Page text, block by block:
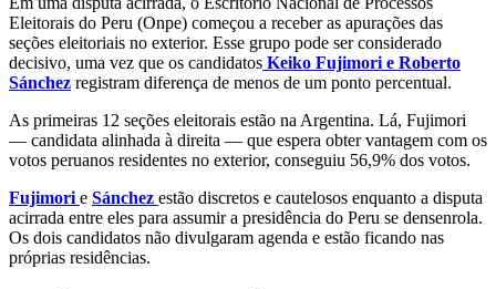
Eleitorais do Peru (Onpe) começou a receber as apurações das
seções eleitoriais no exterior. Esse grupo pode ser considerado
decisivo, uma vez que os candidatos Keiko Fujimori e Roberto
Sánchez registram diferença de menos de um ponto percentual.
As primeiras 12 seções eleitorais estão na Argentina. Lá, Fujimori
— candidata alinhada à direita — que espera obter vantagem com os
votos peruanos residentes no exterior, conseguiu 56,9% dos votos.
Fujimori e Sánchez estão discretos e cautelosos enquanto a disputa
acirrada entre eles para assumir a presidência do Peru se densenrola.
Os dois candidatos não divulgaram agenda e estão ficando nas
próprias residências.